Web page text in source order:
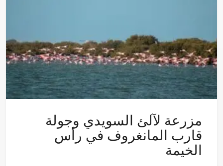
مزرعة لآلئ السويدي وجولة
قارب المانغروف في رأس
الخيمة